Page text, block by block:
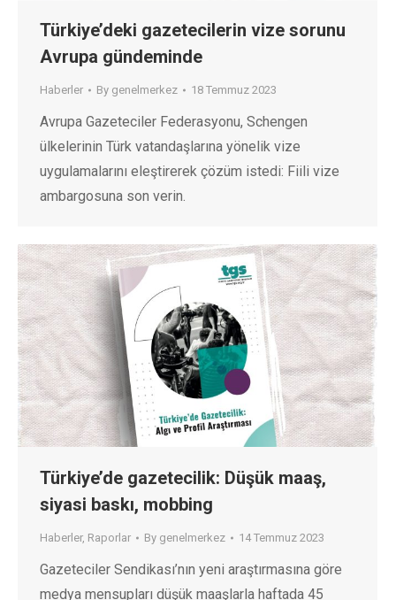
Türkiye’deki gazetecilerin vize sorunu
Avrupa gündeminde
Haberler By genelmerkez 18 Temmuz 2023
Avrupa Gazeteciler Federasyonu, Schengen
ülkelerinin Türk vatandaşlarına yönelik vize
uygulamalarını eleştirerek çözüm istedi: Fiili vize
ambargosuna son verin.
Türkiye’de gazetecilik: Düşük maaş,
siyasi baskı, mobbing
Haberler, Raporlar By genelmerkez 14 Temmuz 2023
Gazeteciler Sendikası’nın yeni araştırmasına göre
medya mensupları düşük maaşlarla haftada 45